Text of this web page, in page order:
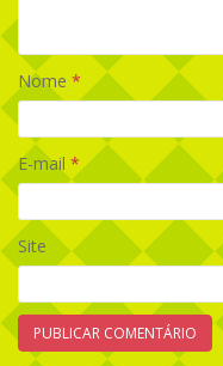
Nome *
E-mail *
Site